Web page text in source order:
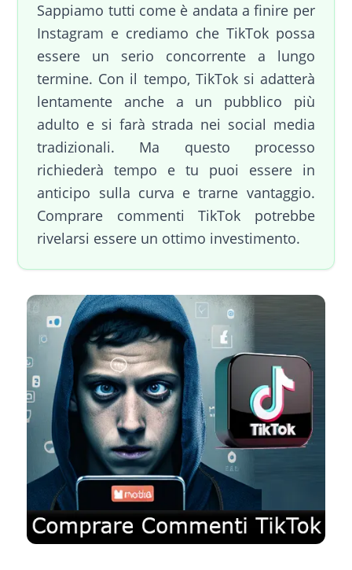
Sappiamo tutti come è andata a finire per
Instagram e crediamo che TikTok possa
essere un serio concorrente a lungo
termine. Con il tempo, TikTok si adatterà
lentamente anche a un pubblico più
adulto e si farà strada nei social media
tradizionali. Ma questo processo
richiederà tempo e tu puoi essere in
anticipo sulla curva e trarne vantaggio.
Comprare commenti TikTok potrebbe
rivelarsi essere un ottimo investimento.